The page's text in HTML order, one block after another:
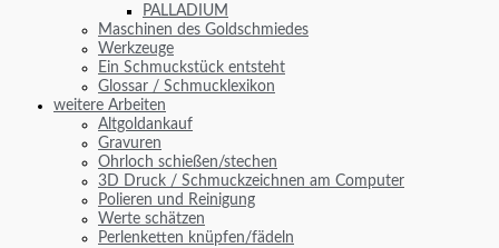
PALLADIUM
Maschinen des Goldschmiedes
Werkzeuge
Ein Schmuckstück entsteht
Glossar / Schmucklexikon
weitere Arbeiten
Altgoldankauf
Gravuren
Ohrloch schießen/stechen
3D Druck / Schmuckzeichnen am Computer
Polieren und Reinigung
Werte schätzen
Perlenketten knüpfen/fädeln